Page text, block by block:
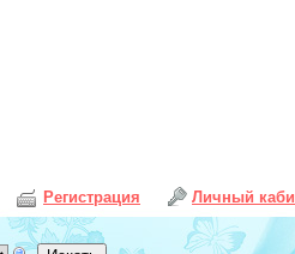
Личный
Регистрация